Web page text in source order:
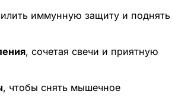
иммунную защиту и поднять
, сочетая свечи и приятную
, чтобы снять мышечное